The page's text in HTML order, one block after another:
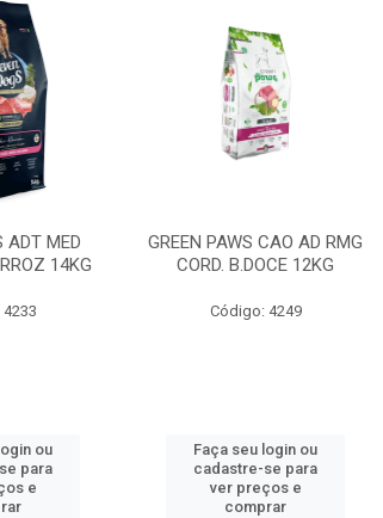
ADT MED
14KG
ou
para
e
GREEN PAWS CAO AD RMG
CORD. B.DOCE 12KG
Código: 4249
Faça seu login ou
cadastre-se para
ver preços e
comprar